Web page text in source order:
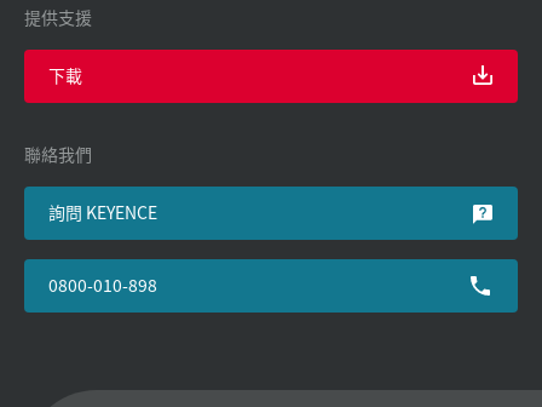
提供支援
下載
聯絡我們
詢問 KEYENCE
0800-010-898